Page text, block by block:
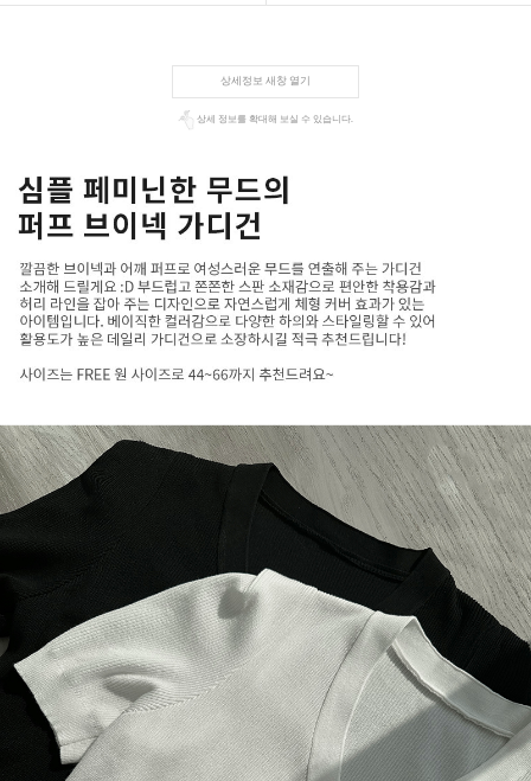
상세정보 새창 열기
상세 정보를 확대해 보실 수 있습니다.